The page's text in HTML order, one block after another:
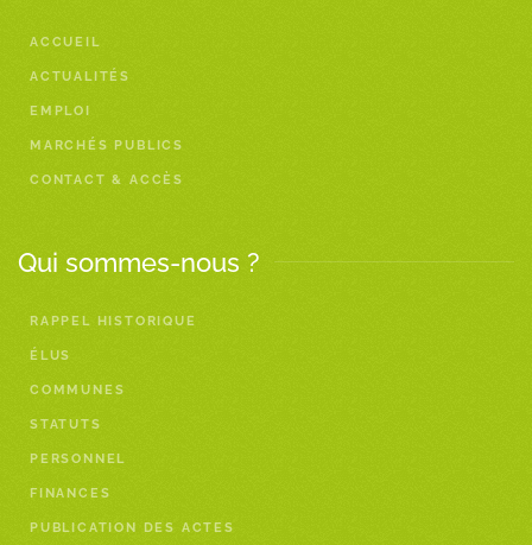
ACCUEIL
ACTUALITÉS
EMPLOI
MARCHÉS PUBLICS
CONTACT & ACCÈS
Qui sommes-nous ?
RAPPEL HISTORIQUE
ÉLUS
COMMUNES
STATUTS
PERSONNEL
FINANCES
PUBLICATION DES ACTES